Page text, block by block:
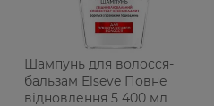
Шампунь для волосся-
бальзам Elseve Повне
відновлення 5 400 мл